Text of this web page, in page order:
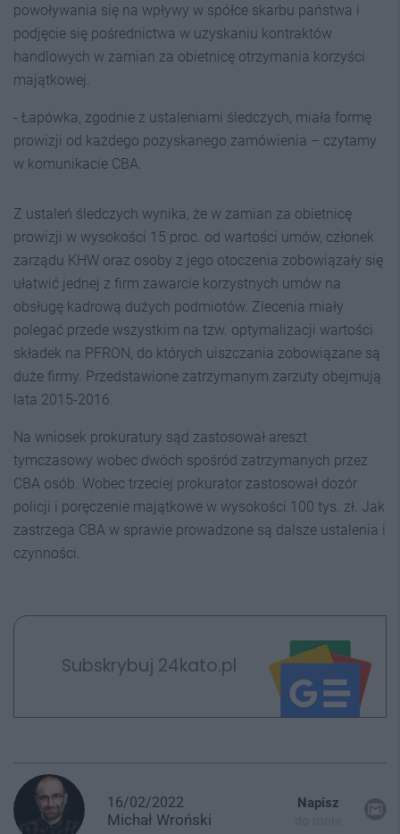
powoływania się na wpływy w spółce skarbu państwa i
podjęcie się pośrednictwa w uzyskaniu kontraktów
handlowych w zamian za obietnicę otrzymania korzyści
majątkowej.
- Łapówka, zgodnie z ustaleniami śledczych, miała formę
prowizji od każdego pozyskanego zamówienia – czytamy
w komunikacie CBA.
Z ustaleń śledczych wynika, że w zamian za obietnicę
prowizji w wysokości 15 proc. od wartości umów, członek
zarządu KHW oraz osoby z jego otoczenia zobowiązały się
ułatwić jednej z firm zawarcie korzystnych umów na
obsługę kadrową dużych podmiotów. Zlecenia miały
polegać przede wszystkim na tzw. optymalizacji wartości
składek na PFRON, do których uiszczania zobowiązane są
duże firmy. Przedstawione zatrzymanym zarzuty obejmują
lata 2015-2016.
Na wniosek prokuratury sąd zastosował areszt
tymczasowy wobec dwóch spośród zatrzymanych przez
CBA osób. Wobec trzeciej prokurator zastosował dozór
policji i poręczenie majątkowe w wysokości 100 tys. zł. Jak
zastrzega CBA w sprawie prowadzone są dalsze ustalenia i
czynności.
Subskrybuj 24kato.pl
16/02/2022
Michał Wroński
Napisz